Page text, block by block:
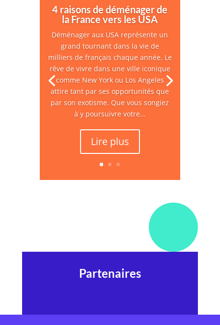
4 raisons de déménager de
la France vers les USA
Déménager aux USA représente un
grand tournant dans la vie de
milliers de français chaque année. Le
rêve de vivre dans une ville iconique
comme New York ou Los Angeles
attire tant par ses opportunités que
par son exotisme. Que vous songiez
à y poursuivre votre...
Lire plus
Partenaires